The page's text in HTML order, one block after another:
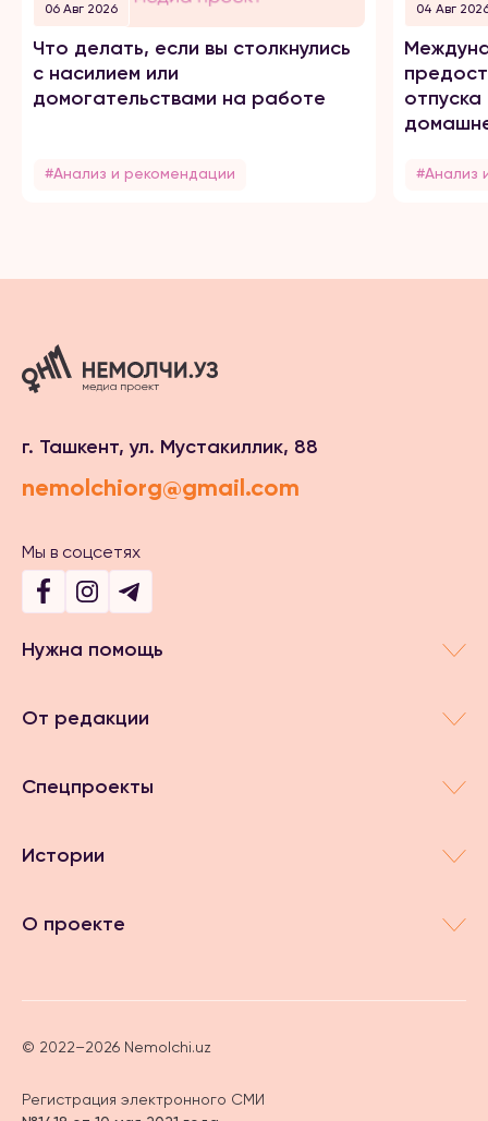
06 Авг 2026
Что делать, если вы столкнулись
с насилием или
домогательствами на работе
#Анализ и рекомендации
04 Авг
#Анализ
г. Ташкент, ул. Мустакиллик, 88
nemolchiorg@gmail.com
Мы в соцсетях
Нужна помощь
От редакции
Спецпроекты
Истории
О проекте
© 2022–2026 Nemolchi.uz
Регистрация электронного СМИ